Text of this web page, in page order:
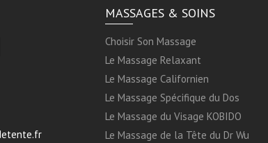
MASSAGES & SOINS
Choisir Son Massage
Le Massage Relaxant
Le Massage Californien
Le Massage Spécifique du Dos
Le Massage du Visage KOBIDO
Le Massage de la Tête du Dr Wu